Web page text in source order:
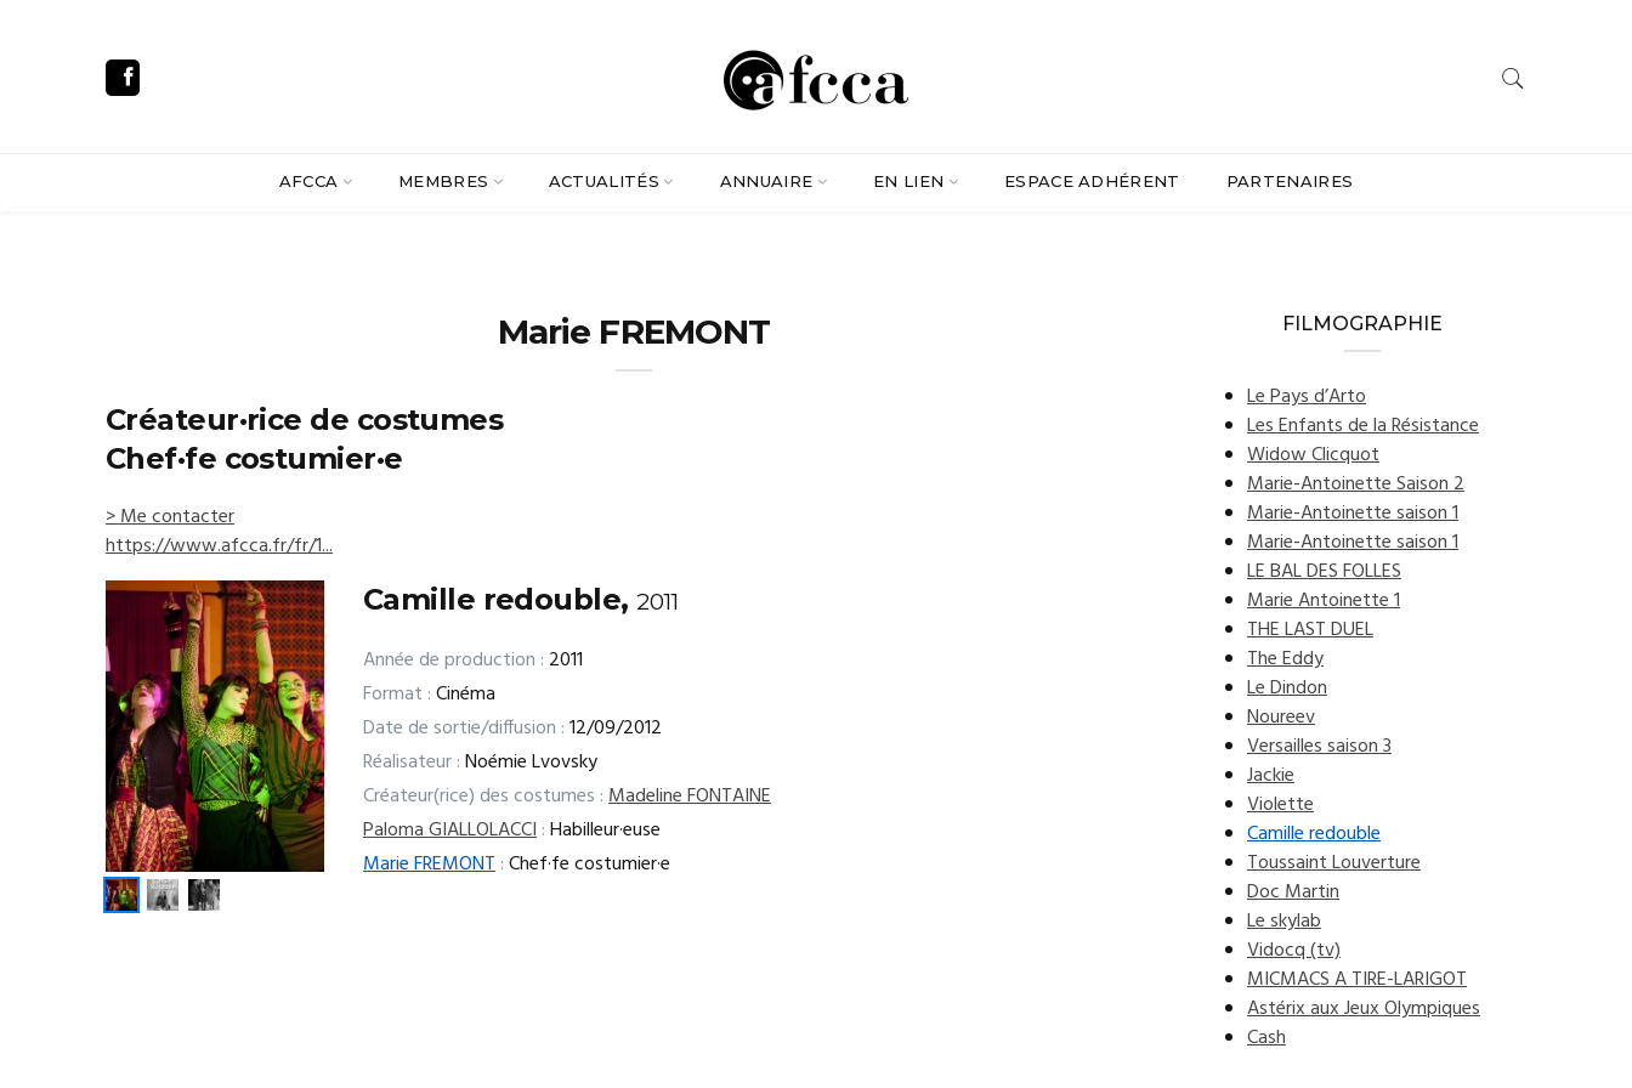
AFCCA MEMBRES ACTUALITÉS ANNUAIRE EN LIEN ESPACE ADHÉRENT PARTENAIRES
Marie FREMONT
Créateur·rice de costumes
Chef·fe costumier·e
> Me contacter
https://www.afcca.fr/fr/1...
Camille redouble,2011
Année de production : 2011
Format :Cinéma
Date de sortie/diffusion :12/09/2012
Réalisateur :Noémie Lvovsky
Créateur(rice) des costumes :Madeline FONTAINE
Paloma GIALLOLACCI:Habilleur·euse
Marie FREMONT:Chef·fe costumier·e
FILMOGRAPHIE
Le Pays d’Arto
Les Enfants de la Résistance
Widow Clicquot
Marie-Antoinette Saison 2
Marie-Antoinette saison 1
Marie-Antoinette saison 1
LE BAL DES FOLLES
Marie Antoinette 1
THE LAST DUEL
The Eddy
Le Dindon
Noureev
Versailles saison 3
Jackie
Violette
Camille redouble
Toussaint Louverture
Doc Martin
Le skylab
Vidocq (tv)
MICMACS A TIRE-LARIGOT
Astérix aux Jeux Olympiques
Cash